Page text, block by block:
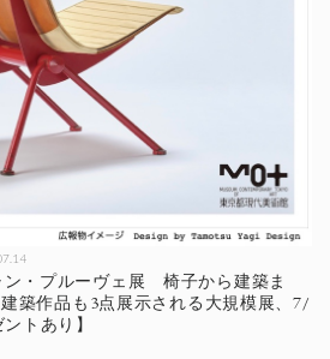
・プルーヴェ展 椅子から建築ま
築作品も3点展示される大規模展、7/
トあり】